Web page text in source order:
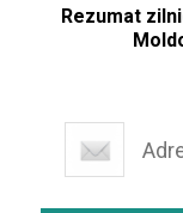
Rezumat